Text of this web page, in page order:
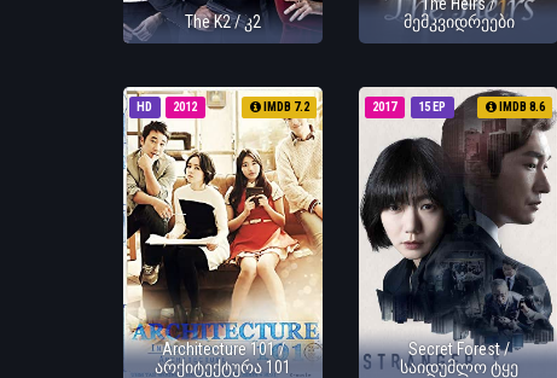
The K2 / კ2
მემკვიდრეები
HD 2012 IMDB 7.2
Architecture 101 /
არქიტექტურა 101
15 EP
2017 IMDB 8.6
Secret Forest /
საიდუმლო ტყე